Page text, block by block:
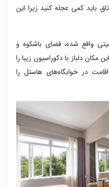
باید کمی عجله کنید زیرا این
واقع شده، فضای باشکوه و
دلباز با دکوراسیون زیبا را
در خوابگاه‌‌های هاستل را